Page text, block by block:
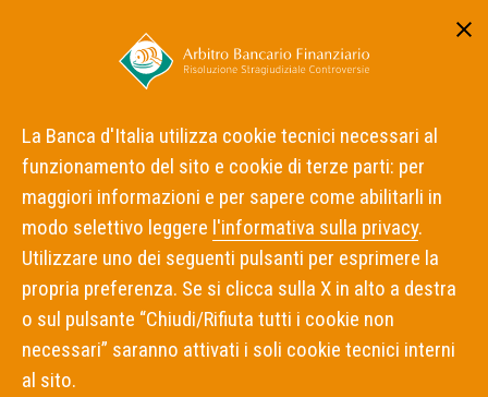
Home
Notizie
Pubblicati inadempimenti a decisioni dell'ABF
INADEMPIENZE 13 GIUGNO 2022
Pubblicati inadempimenti a
decisioni dell'ABF
La Banca d'Italia utilizza cookie tecnici necessari al
funzionamento del sito e cookie di terze parti: per
maggiori informazioni e per sapere come abilitarli in
modo selettivo leggere l'informativa sulla privacy.
Utilizzare uno dei seguenti pulsanti per esprimere la
propria preferenza. Se si clicca sulla X in alto a destra
o sul pulsante “Chiudi/Rifiuta tutti i cookie non
necessari” saranno attivati i soli cookie tecnici interni
al sito.